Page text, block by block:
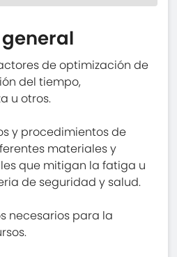
de optimización de
del tiempo,
u otros.
y procedimientos de
materiales y
que mitigan la fatiga u
de seguridad y salud.
necesarios para la